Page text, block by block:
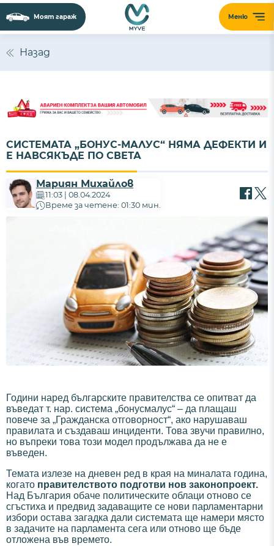
Меню
Моят гараж
Назад
СИСТЕМАТА „БОНУС-МАЛУС“ НЯМА ДЕФЕКТИ И
Е НАВСЯКЪДЕ ПО СВЕТА
Мариян Михайлов
11:03 | 08.04.2024
Време за четене: 01:30 мин.
Години наред българските правителства се опитват да
въведат т. нар. система „бонусмалус“ – да плащаш
повече за „Гражданска отговорност“, ако нарушаваш
правилата и създаваш инциденти. Това звучи правилно,
но въпреки това този модел продължава да не е
въведен.
Темата излезе на дневен ред в края на миналата година,
когато правителството подготви нов законопроект.
Над България обаче политическите облаци отново се
сгъстиха и предвид задаващите се нови парламентарни
избори остава загадка дали системата ще намери място
в задачите на парламента сега или отново ще бъде
отложена във времето.